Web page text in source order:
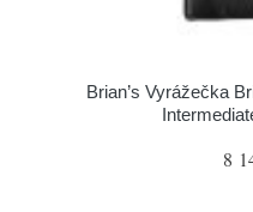
Brian’s Vyrážečka
8